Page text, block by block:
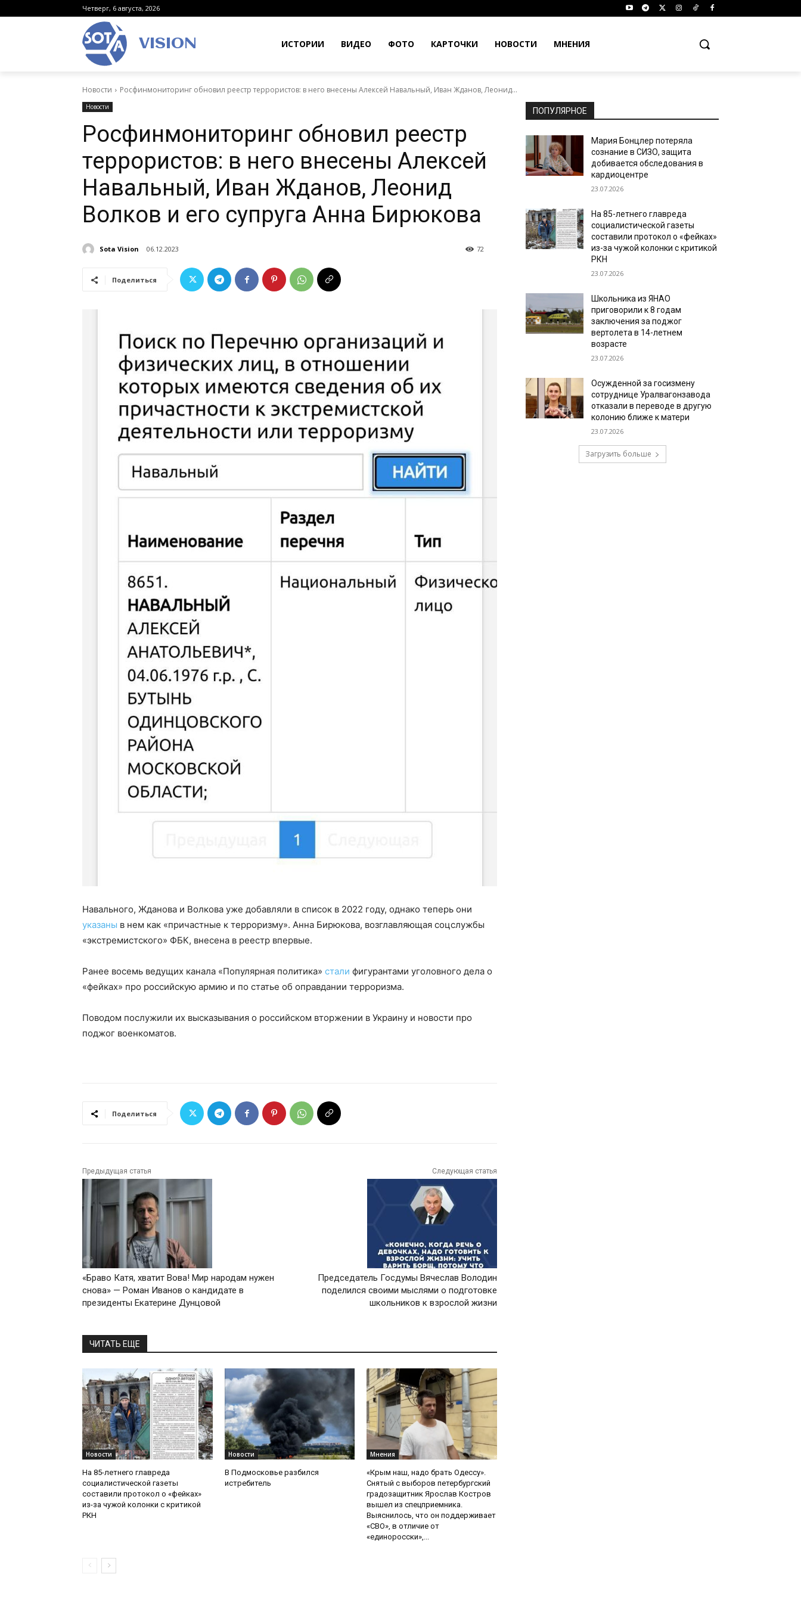
Четверг, 6 августа, 2026
VISION ИСТОРИИ ВИДЕО ФОТО КАРТОЧКИ НОВОСТИ МНЕНИЯ
Новости Росфинмониторинг обновил реестр террористов: в него внесены Алексей Навальный, Иван Жданов, Леонид...
Новости
Росфинмониторинг обновил реестр
террористов: в него внесены Алексей
Навальный, Иван Жданов, Леонид
Волков и его супруга Анна Бирюкова
Sota Vision 06.12.2023 72
Поделиться
Навального, Жданова и Волкова уже добавляли в список в 2022 году, однако теперь они
указаны в нем как «причастные к терроризму». Анна Бирюкова, возглавляющая соцслужбы
«экстремистского» ФБК, внесена в реестр впервые.
Ранее восемь ведущих канала «Популярная политика» стали фигурантами уголовного дела о
«фейках» про российскую армию и по статье об оправдании терроризма.
Поводом послужили их высказывания о российском вторжении в Украину и новости про
поджог военкоматов.
Поделиться
Предыдущая статья
«Браво Катя, хватит Вова! Мир народам нужен
снова» — Роман Иванов о кандидате в
президенты Екатерине Дунцовой
Следующая статья
Председатель Госдумы Вячеслав Володин
поделился своими мыслями о подготовке
школьников к взрослой жизни
ЧИТАТЬ ЕЩЕ
Новости
На 85-летнего главреда
социалистической газеты
составили протокол о «фейках»
из-за чужой колонки с критикой
РКН
Новости
В Подмосковье разбился
истребитель
Мнения
«Крым наш, надо брать Одессу».
Снятый с выборов петербургский
градозащитник Ярослав Костров
вышел из спецприемника.
Выяснилось, что он поддерживает
«СВО», в отличие от
«единоросски»,...
ПОПУЛЯРНОЕ
Мария Бонцлер потеряла
сознание в СИЗО, защита
добивается обследования в
кардиоцентре
23.07.2026
На 85-летнего главреда
социалистической газеты
составили протокол о «фейках»
из-за чужой колонки с критикой
РКН
23.07.2026
Школьника из ЯНАО
приговорили к 8 годам
заключения за поджог
вертолета в 14-летнем
возрасте
23.07.2026
Осужденной за госизмену
сотруднице Уралвагонзавода
отказали в переводе в другую
колонию ближе к матери
23.07.2026
Загрузить больше